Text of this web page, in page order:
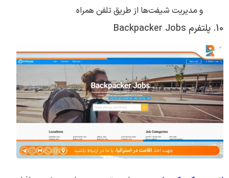
و مدیریت شیفت‌ها از طریق تلفن همراه
10. پلتفرم Backpacker Jobs